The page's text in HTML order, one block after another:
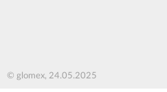
© glomex, 24.05.2025